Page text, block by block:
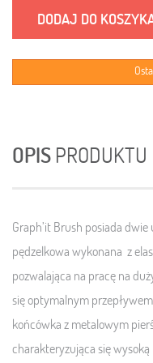
DODAJ DO
OPIS PRODUKTU
Graph’it Brush posiada
pędzelkowa wykonana z
pozwalająca na pracę na
się optymalnym
końcówka z metalowym
charakteryzująca się